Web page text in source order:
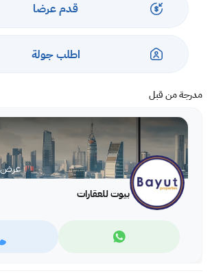
قدم عرضا
اطلب جولة
مدرجة من قبل
عرض
بيوت للعقارات
أمن واستقبال على مدار الساعة.
حمام سباحة كبير وصالة ألعاب رياضية وبخار ومنطقة لعب
موقع ممتاز على مسافة قريبة من مقاهي البحيرة ومحلات
سعر البيع 89000 دينار بحريني
مدة السداد: نقدي أو قرض بنكي مقبول / قرض مزايا